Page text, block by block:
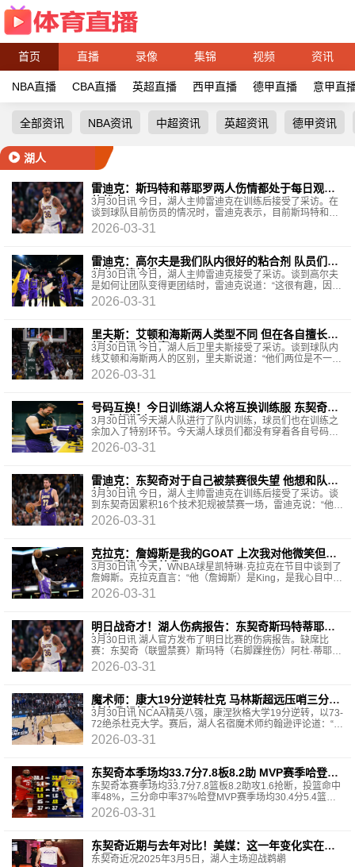
首页 直播 录像 集锦 视频 资讯
NBA直播 CBA直播 英超直播 西甲直播 德甲直播 意甲直
全部资讯 NBA资讯 中超资讯 英超资讯 德甲资讯
湖人
雷迪克：斯玛特和蒂耶罗两人伤情都处于每日观察
的状态
3月30日讯 今日，湖人主帅雷迪克在训练后接受了采访。在
谈到球队目前伤员的情况时，雷迪克表示，目前斯玛特和蒂
耶罗两人都是处于每日观察的状态。斯玛特因右脚
2026-03-31
雷迪克：高尔夫是我们队内很好的粘合剂 队员们能
借此尽情放松
3月30日讯 今日，湖人主帅雷迪克接受了采访。谈到高尔夫
是如何让团队变得更团结时，雷迪克说道：“这很有趣，因为
我刚进NBA那时候没多少人打高尔夫，可能是在泡泡园
2026-03-31
里夫斯：艾顿和海斯两人类型不同 但在各自擅长的
领域都很有效率
3月30日讯 今日，湖人后卫里夫斯接受了采访。谈到球队内
线艾顿和海斯两人的区别，里夫斯说道：“他们两位是不一样
的球员，但在各自擅长的领域效率都很高，在任何的
2026-03-31
号码互换！今日训练湖人众将互换训练服 东契奇穿
11 詹姆斯穿17
3月30日讯 今天湖人队进行了队内训练，球员们也在训练之
余加入了特别环节。今天湖人球员们都没有穿着各自号码的
训练服，而是都穿上了队友的号码。东契奇穿上
2026-03-31
雷迪克：东契奇对于自己被禁赛很失望 他想和队友
并肩作战
3月30日讯 今日，湖人主帅雷迪克在训练后接受了采访。谈
到东契奇因累积16个技术犯规被禁赛一场，雷迪克说：“他很
失望，他想和队友并肩作战。我整个赛季都在讲这
2026-03-31
克拉克：詹姆斯是我的GOAT 上次我对他微笑但他
面无表情地看着我
3月30日讯 今天，WNBA球星凯特琳·克拉克在节目中谈到了
詹姆斯。克拉克直言：“他（詹姆斯）是King，是我心目中的
GOAT。我发誓我们确实有眼神交流，所以我放下相机，对
2026-03-31
明日战奇才！湖人伤病报告：东契奇斯玛特蒂耶罗
缺阵
3月30日讯 湖人官方发布了明日比赛的伤病报告。缺席比
赛：东契奇（联盟禁赛）斯玛特（右脚踝挫伤）阿杜·蒂耶罗
（左膝酸痛）湖人将于明日10:00主场迎战奇才。
2026-03-31
魔术师：康大19分逆转杜克 马林斯超远压哨三分绝
杀让我想起库里
3月30日讯 NCAA精英八强，康涅狄格大学19分逆转，以73-
72绝杀杜克大学。赛后，湖人名宿魔术师约翰逊评论道：“康
涅狄格大学在NCAA精英八强赛中上演惊天逆转，以73-7
2026-03-31
东契奇本季场均33.7分7.8板8.2助 MVP赛季哈登
30.4分5.4板8.8助
东契奇本赛季场均33.7分7.8篮板8.2助攻1.6抢断，投篮命中
率48%，三分命中率37%哈登MVP赛季场均30.4分5.4篮板
8.8助攻1.8抢断，投篮命中率45%，三分命中率37%
2026-03-31
东契奇近期与去年对比！美媒：这一年变化实在太
大了！
东契奇近况2025年3月5日，湖人主场迎战鹈鹕